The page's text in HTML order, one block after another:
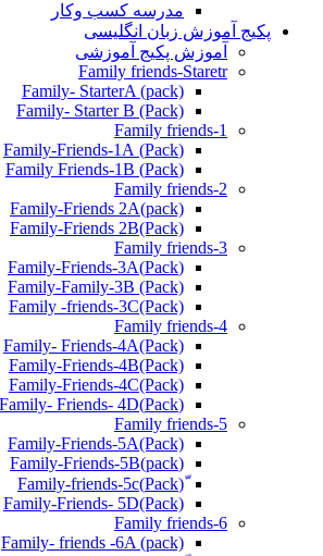
مدرسه کسب وکار
پکیج آموزش زبان انگلیسی
آموزش پکیج آموزشی
Family friends-Staretr
Family- StarterA (pack)
Family- Starter B (Pack)
Family friends-1
(Pack) Family-Friends-1A
(Pack) Family Friends-1B
Family friends-2
Family-Friends 2A(pack)
Family-Friends 2B(Pack)
Family friends-3
(Pack)Family-Friends-3A
Family-Family-3B (Pack)
Family -friends-3C(Pack)
Family friends-4
Family- Friends-4A(Pack)
Family-Friends-4B(Pack)
Family-Friends-4C(Pack)
(Pack)Family- Friends- 4D
Family friends-5
Family-Friends-5A(Pack)
(pack)Family-Friends-5B
ّ(Pack)Family-friends-5c
Family-Friends- 5D(Pack)
Family friends-6
Family- friends -6A (pack)